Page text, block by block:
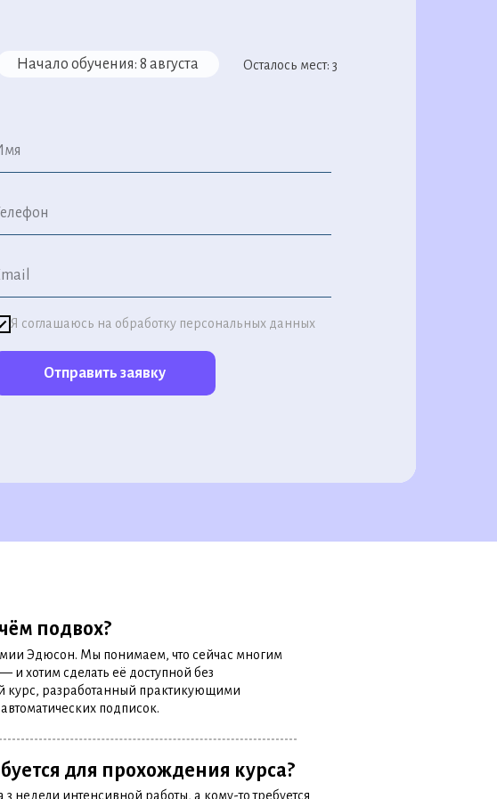
Осталось мест: 3
Начало обучения: 8 августа
Я соглашаюсь на обработку персональных данных
Отправить заявку
для прохождения курса?
3 недели интенсивной работы, а кому-то требуется
Эдюсон. Мы понимаем, что сейчас многим
хотим сделать её доступной без
курс, разработанный практикующими
подписок.
подвох?